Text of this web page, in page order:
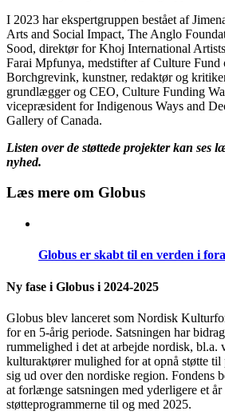
I 2023 har ekspertgruppen bestået af
Arts and Social Impact, The Anglo
Sood, direktør for Khoj International
Farai Mpfunya, medstifter af Culture
Borchgrevink, kunstner, redaktør og
grundlægger og CEO, Culture Funding
vicepræsident for Indigenous Ways and
Gallery of Canada.
Listen over de støttede projekter kan ses
nyhed.
Læs mere om Globus
Globus er skabt til en verden i
Ny fase i Globus i 2024-2025
Globus blev lanceret som Nordisk
for en 5-årig periode. Satsningen har
rummelighed i det at arbejde nordisk, bl.a.
kulturaktører mulighed for at opnå støtte
sig ud over den nordiske region. Fondens
at forlænge satsningen med yderligere et
støtteprogrammerne til og med 2025.